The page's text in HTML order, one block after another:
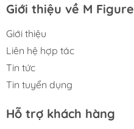
Giới thiệu về M Figure
Giới thiệu
Liên hệ hợp tác
Tin tức
Tin tuyển dụng
Hỗ trợ khách hàng